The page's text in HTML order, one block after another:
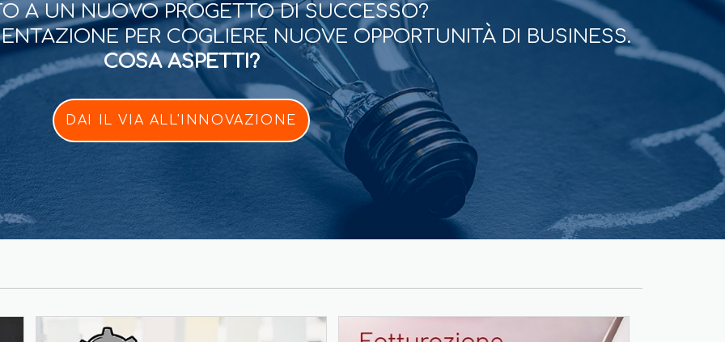
A UN NUOVO PROGETTO DI SUCCESSO?
PER COGLIERE NUOVE OPPORTUNITÀ DI BUSINESS.
COSA ASPETTI?
DAI IL VIA ALL'INNOVAZIONE